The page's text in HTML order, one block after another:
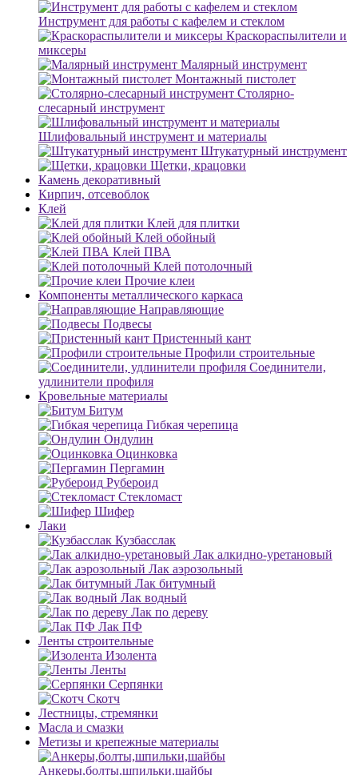
Инструмент для работы с кафелем и стеклом
Краскораспылители и
миксеры
Малярный инструмент
Монтажный пистолет
Столярно-
слесарный инструмент
Шлифовальный инструмент и материалы
Штукатурный инструмент
Щетки, крацовки
Камень декоративный
Кирпич, отсевоблок
Клей
Клей для плитки
Клей обойный
Клей ПВА
Клей потолочный
Прочие клеи
Компоненты металлического каркаса
Направляющие
Подвесы
Пристенный кант
Профили строительные
Соединители,
удлинители профиля
Кровельные материалы
Битум
Гибкая черепица
Ондулин
Оцинковка
Пергамин
Рубероид
Стекломаст
Шифер
Лаки
Кузбасслак
Лак алкидно-уретановый
Лак аэрозольный
Лак битумный
Лак водный
Лак по дереву
Лак ПФ
Ленты строительные
Изолента
Ленты
Серпянки
Скотч
Лестницы, стремянки
Масла и смазки
Метизы и крепежные материалы
Анкеры,болты,шпильки,шайбы